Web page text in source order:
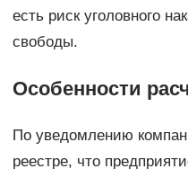
есть риск уголовного
свободы.
Особенности
По уведомлению
реестре, что